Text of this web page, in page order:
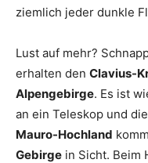
ziemlich jeder dunkle
Lust auf mehr?
erhalten den Clavius-
Alpengebirge. Es ist
an ein Teleskop und
Mauro-Hochland
Gebirge in Sicht. Beim